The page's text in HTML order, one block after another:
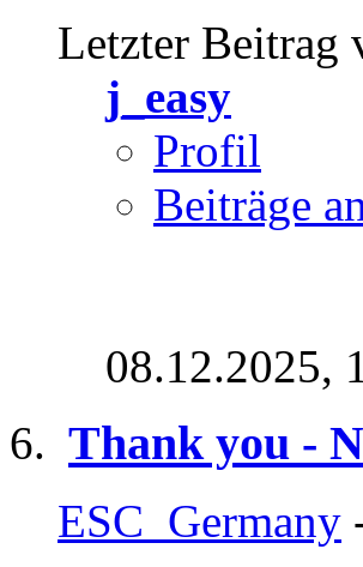
Letzter Beitrag
j_easy
Profil
Beiträge
08.12.2025,
Thank you -
ESC_Germany